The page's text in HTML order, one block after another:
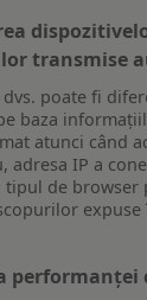
transmise
poate fi
baza
atunci când
adresa IP a
tipul de browser
expuse